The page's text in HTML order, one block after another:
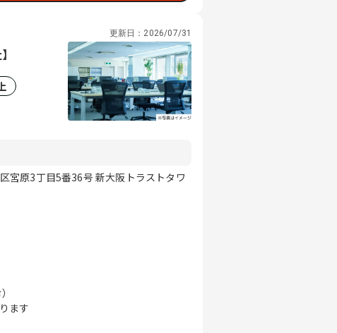
更新日： 2026/07/31
宮原3丁目5番36号 新大阪トラストタワ
ます